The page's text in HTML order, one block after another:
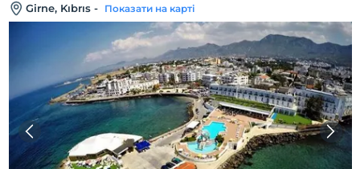
Girne, Kıbrıs - Показати на карті